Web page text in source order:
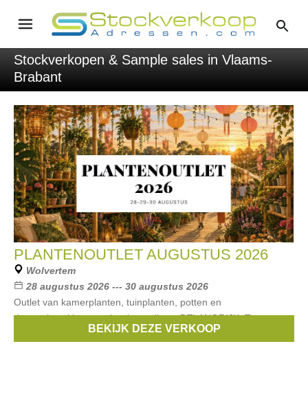
Stockverkopen & Sample sales in Vlaams-
Brabant
PLANTENOUTLET AUGUSTUS 2026
Wolvertem
28 augustus 2026 --- 30 augustus 2026
Outlet van kamerplanten, tuinplanten, potten en
decoratiestukken aan kwekersprijzen. BELANGRIJK: Toegang
enkel na inschrijven! (vanaf 5/8!)BEKIJK DEZE VERKOOP